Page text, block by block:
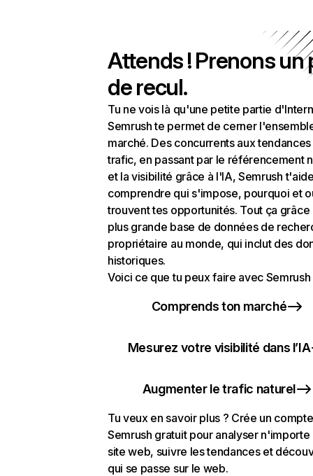
Attends ! Prenons un
de recul.
Tu ne vois là qu'une petite partie
Semrush te permet de cerner
marché. Des concurrents aux
trafic, en passant par le référencement
et la visibilité grâce à l'IA, Semrush
comprendre qui s'impose, pourquoi et
trouvent tes opportunités. Tout ça grâce
plus grande base de données de
propriétaire au monde, qui inclut des
historiques.
Voici ce que tu peux faire avec Semrush
Comprends ton marché
Mesurez votre visibilité dans l’IA
Augmenter le trafic naturel
Tu veux en savoir plus ? Crée un compte
Semrush gratuit pour analyser n'importe
site web, suivre les tendances et
qui se passe sur le web.